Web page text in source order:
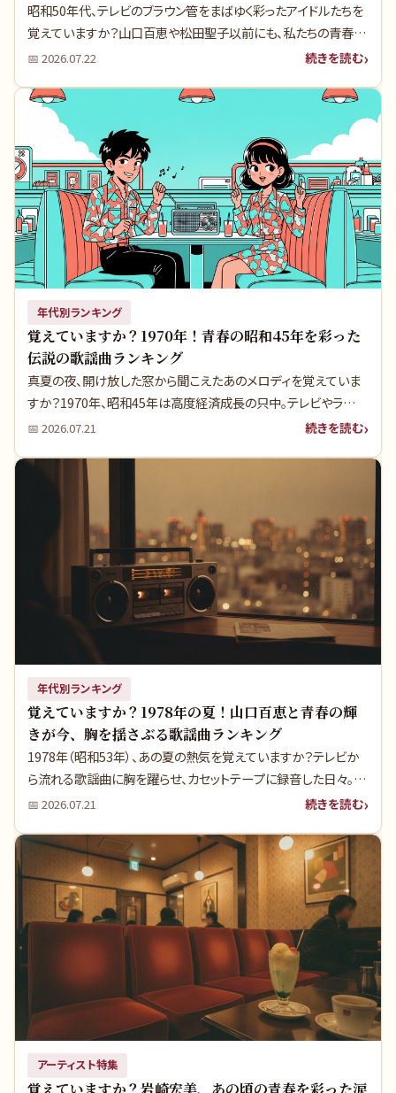
昭和50年代、テレビのブラウン管をまばゆく彩ったアイドルたちを
覚えていますか？山口百恵や松田聖子以前にも、私たちの青春を
熱くした歌姫たちがいました。当時のテレビの前で胸をときめかせ
気感で、あの頃へタイムスリップしましょう。
📅2026.07.22 続きを読む
年代別ランキング
覚えていますか？1970年！青春の昭和45年を彩った
伝説の歌謡曲ランキング
真夏の夜、開け放した窓から聞こえたあのメロディを覚えていま
すか？1970年、昭和45年は高度経済成長の只中。テレビやラジオ
から流れる歌謡曲が、私たちの日常を鮮やかに彩っていました。
ヒット曲の数々を深掘りします。実は、あの名曲の裏には、今だか
らこそ明かされる意外な真実が隠されているのです。
📅2026.07.21 続きを読む
年代別ランキング
覚えていますか？1978年の夏！山口百恵と青春の輝
きが今、胸を揺さぶる歌謡曲ランキング
1978年（昭和53年）、あの夏の熱気を覚えていますか？テレビか
ら流れる歌謡曲に胸を躍らせ、カセットテープに録音した日々。山
口百恵さんが伝説への階段を駆け上がったこの年、実は多くの人
特別なランキングをお届けします。
📅2026.07.21 続きを読む
アーティスト特集
覚えていますか？岩崎宏美、あの頃の青春を彩った涙